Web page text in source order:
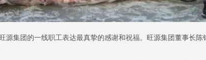
集团的一线职工表达最真挚的感谢和祝福。旺源集团董事长陈